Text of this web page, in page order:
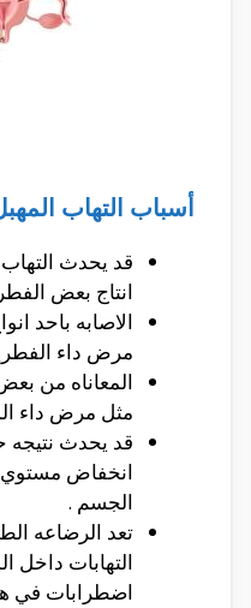
أسباب التهاب
قد يحدث
انتاج بعض
الاصابه باحد
مرض داء
المعاناه من
مثل مرض داء
قد يحدث
انخفاض مستوي
الجسم .
تعد الرضاعه
التهابات داخل
اضطرابات في